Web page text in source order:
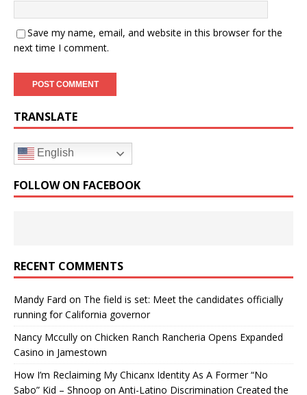
Save my name, email, and website in this browser for the
next time I comment.
TRANSLATE
English
FOLLOW ON FACEBOOK
RECENT COMMENTS
Mandy Fard on The field is set: Meet the candidates officially
running for California governor
Nancy Mccully on Chicken Ranch Rancheria Opens Expanded
Casino in Jamestown
How I’m Reclaiming My Chicanx Identity As A Former “No
Sabo” Kid – Shnoop on Anti-Latino Discrimination Created the